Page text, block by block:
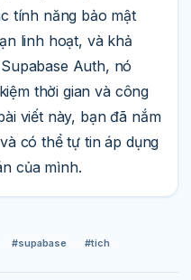
tính năng bảo mật
linh hoạt, và khả
Auth, nó
thời gian và công
viết này, bạn đã nắm
có thể tự tin áp dụng
của mình.
#supabase #tich